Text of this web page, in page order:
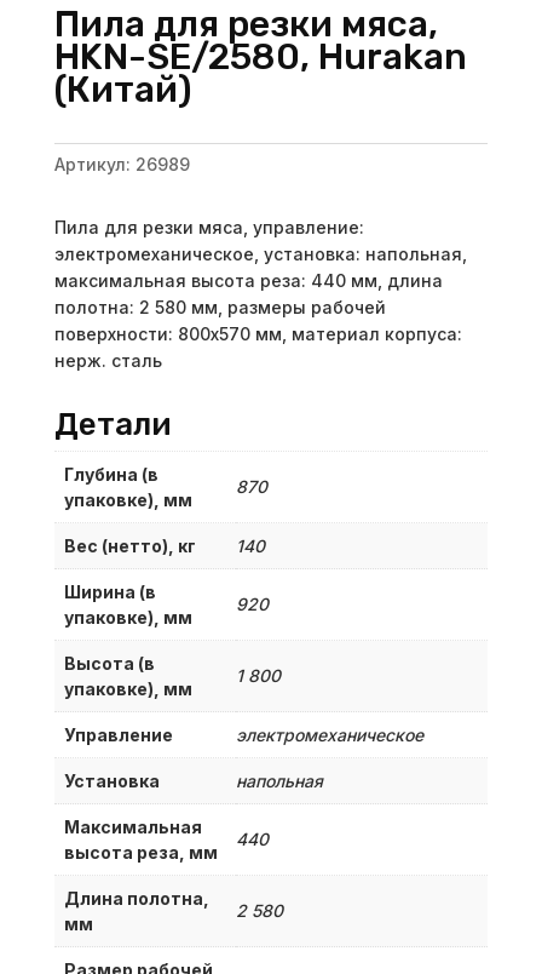
Пила для резки мяса,
HKN-SE/2580, Hurakan
(Китай)
Артикул: 26989
Пила для резки мяса, управление:
электромеханическое, установка: напольная,
максимальная высота реза: 440 мм, длина
полотна: 2 580 мм, размеры рабочей
поверхности: 800х570 мм, материал корпуса:
нерж. сталь
Детали
Глубина (в
упаковке), мм
870
Вес (нетто), кг 140
Ширина (в
упаковке), мм
920
Высота (в
упаковке), мм
1 800
Управление электромеханическое
Установка напольная
Максимальная
высота реза, мм
440
Длина полотна,
мм
2 580
Размер рабочей